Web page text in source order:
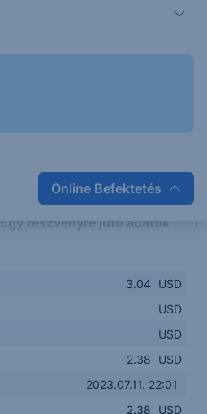
Online Befektetés
Egy részvényre jutó adatok
3.04
USD
USD
USD
2.38
USD
2023.07.11. 22:01
2.38
USD